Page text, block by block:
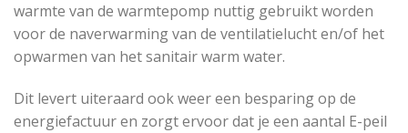
warmte van de warmtepomp nuttig gebruikt worden
voor de naverwarming van de ventilatielucht en/of het
opwarmen van het sanitair warm water.
Dit levert uiteraard ook weer een besparing op de
energiefactuur en zorgt ervoor dat je een aantal E-peil